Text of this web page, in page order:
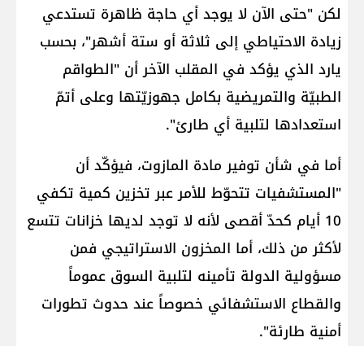
لكن "حتى الآن لا يوجد أي حاجة ظاهرة تستدعي
زيادة الاحتياطي إلى ثلاثة أو ستة أشهر"، بحسب
يارد الذي يؤكد في المقلب الآخر أن "الطواقم
الطبيّة والتمريضية بكامل جهوزيّتها وعلى أتمّ
استعدادها لتلبية أي طارئ".
أما في شأن توفير مادة المازوت، فيؤكّد أن
"المستشفيات تتحوّط للأمر عبر تخزين كمية تكفي
10 أيام كحدّ أقصى لأنه لا توجد لديها خزانات تتسع
لأكثر من ذلك، أما المخزون الاستراتيجي فمن
مسؤولية الدولة تأمينه لتلبية السوق عموماً
والقطاع الاستشفائي خصوصاً عند حدوث تطورات
أمنية طارئة".